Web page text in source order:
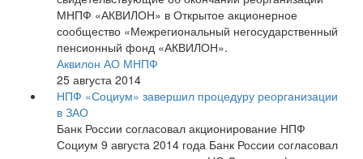
МНПФ «АКВИЛОН» в Открытое акционерное
сообщество «Межрегиональный негосударственный
пенсионный фонд «АКВИЛОН».
Аквилон АО МНПФ
25 августа 2014
НПФ «Социум» завершил процедуру реорганизации
в ЗАО
Банк России согласовал акционирование НПФ
Социум 9 августа 2014 года Банк России согласовал